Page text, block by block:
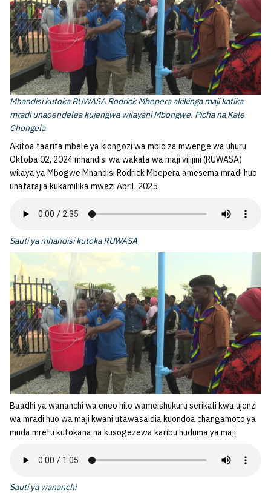
Mhandisi kutoka RUWASA Rodrick Mbepera akikinga maji katika
mradi unaoendelea kujengwa wilayani Mbongwe. Picha na Kale
Chongela
Akitoa taarifa mbele ya kiongozi wa mbio za mwenge wa uhuru
Oktoba 02, 2024 mhandisi wa wakala wa maji vijijini (RUWASA)
wilaya ya Mbogwe Mhandisi Rodrick Mbepera amesema mradi huo
unatarajia kukamilika mwezi April, 2025.
Sauti ya mhandisi kutoka RUWASA
Baadhi ya wananchi wa eneo hilo wameishukuru serikali kwa ujenzi
wa mradi huo wa maji kwani utawasaidia kuondoa changamoto ya
muda mrefu kutokana na kusogezewa karibu huduma ya maji.
Sauti ya wananchi